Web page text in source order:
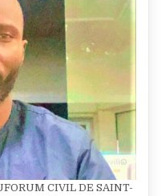
CIVIL DE SAINT-